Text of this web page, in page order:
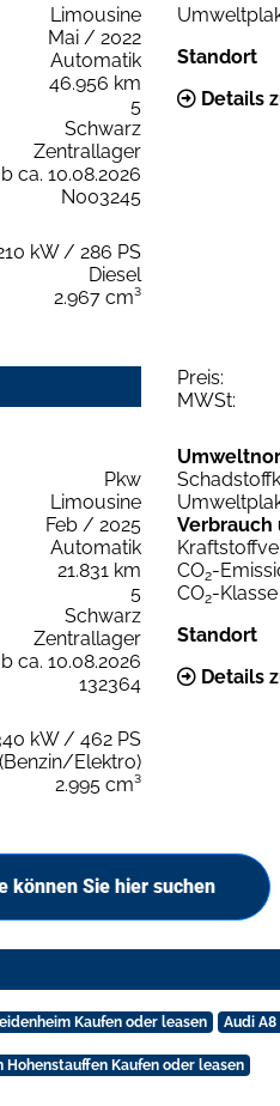
Limousine
Mai / 2022
Automatik
46.956 km
5
Schwarz
Zentrallager
ca. 10.08.2026
N003245
kW / 286 PS
Diesel
2.967 cm³
Standort
Details
Preis:
MWSt:
Pkw
Limousine
Feb / 2025
Automatik
21.831 km
5
Schwarz
Zentrallager
ca. 10.08.2026
132364
kW / 462 PS
Elektro)
2.995 cm³
Verbrauch
CO2-
CO2-Klasse
Standort
Details
können Sie hier suchen
Kaufen oder leasen Audi
Hohenstauffen Kaufen oder leasen